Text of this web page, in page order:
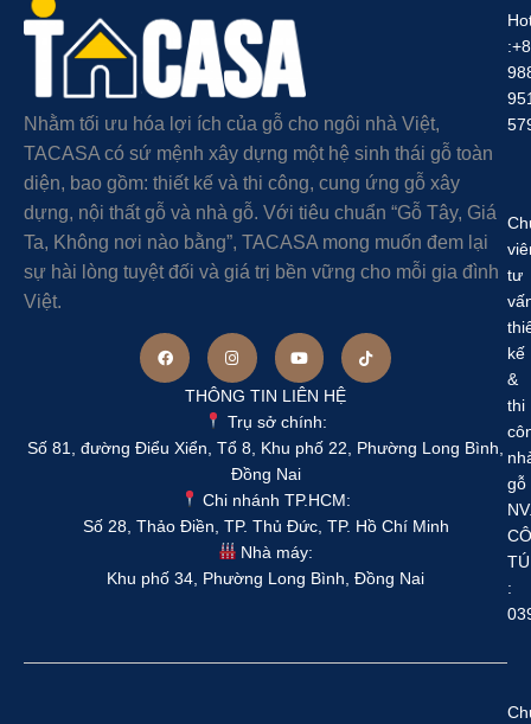
Nhằm tối ưu hóa lợi ích của gỗ cho ngôi nhà Việt,
TACASA có sứ mệnh xây dựng một hệ sinh thái gỗ toàn
diện, bao gồm: thiết kế và thi công, cung ứng gỗ xây
dựng, nội thất gỗ và nhà gỗ. Với tiêu chuẩn “Gỗ Tây, Giá
Ta, Không nơi nào bằng”, TACASA mong muốn đem lại
sự hài lòng tuyệt đối và giá trị bền vững cho mỗi gia đình
Việt.
THÔNG TIN LIÊN HỆ
Trụ sở chính:
Số 81, đường Điểu Xiển, Tổ 8, Khu phố 22, Phường Long Bình,
Đồng Nai
Chi nhánh TP.HCM:
Số 28, Thảo Điền, TP. Thủ Đức, TP. Hồ Chí Minh
Nhà máy:
Khu phố 34, Phường Long Bình, Đồng Nai
tư
kế
&
thi
gỗ
TÚ
: